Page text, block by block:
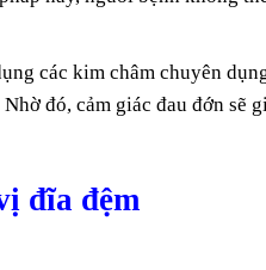
các kim châm chuyên
đó, cảm giác đau đớn sẽ
đĩa đệm